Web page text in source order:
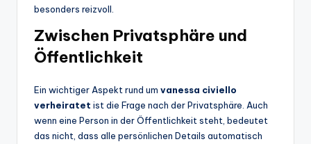
besonders reizvoll.
Zwischen Privatsphäre und
Öffentlichkeit
Ein wichtiger Aspekt rund um vanessa civiello
verheiratet ist die Frage nach der Privatsphäre. Auch
wenn eine Person in der Öffentlichkeit steht, bedeutet
das nicht, dass alle persönlichen Details automatisch